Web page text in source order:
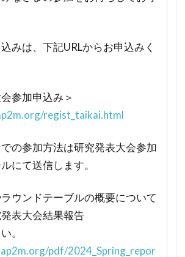
みは、下記URLからお申込みく
参加申込み＞
regist_taikai.html
の参加方法は研究発表大会参加
にて送信します。
ウンドテーブルの概要について
表大会結果報告
。
pdf/2024_Spring_repor